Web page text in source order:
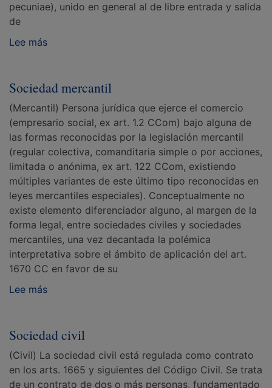
pecuniae), unido en general al de libre entrada y salida
de
Lee más
Sociedad mercantil
(Mercantil) Persona jurídica que ejerce el comercio
(empresario social, ex art. 1.2 CCom) bajo alguna de
las formas reconocidas por la legislación mercantil
(regular colectiva, comanditaria simple o por acciones,
limitada o anónima, ex art. 122 CCom, existiendo
múltiples variantes de este último tipo reconocidas en
leyes mercantiles especiales). Conceptualmente no
existe elemento diferenciador alguno, al margen de la
forma legal, entre sociedades civiles y sociedades
mercantiles, una vez decantada la polémica
interpretativa sobre el ámbito de aplicación del art.
1670 CC en favor de su
Lee más
Sociedad civil
(Civil) La sociedad civil está regulada como contrato
en los arts. 1665 y siguientes del Código Civil. Se trata
de un contrato de dos o más personas, fundamentado